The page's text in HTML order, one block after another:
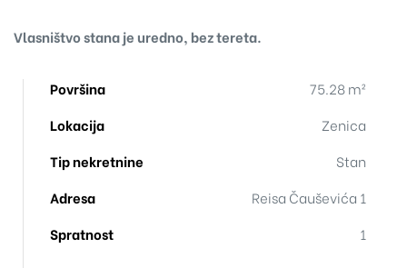
Vlasništvo stana je uredno, bez tereta.
Površina
75.28 m²
Lokacija
Zenica
Tip nekretnine
Stan
Adresa
Reisa Čauševića 1
Spratnost
1